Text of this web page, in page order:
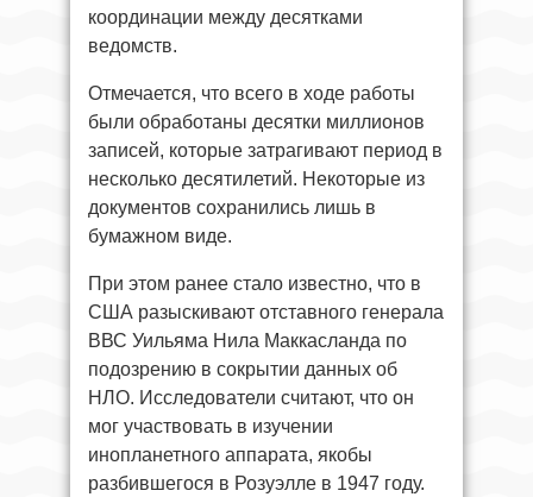
координации между десятками
ведомств.
Отмечается, что всего в ходе работы
были обработаны десятки миллионов
записей, которые затрагивают период в
несколько десятилетий. Некоторые из
документов сохранились лишь в
бумажном виде.
При этом ранее стало известно, что в
США разыскивают отставного генерала
ВВС Уильяма Нила Маккасланда по
подозрению в сокрытии данных об
НЛО. Исследователи считают, что он
мог участвовать в изучении
инопланетного аппарата, якобы
разбившегося в Розуэлле в 1947 году.